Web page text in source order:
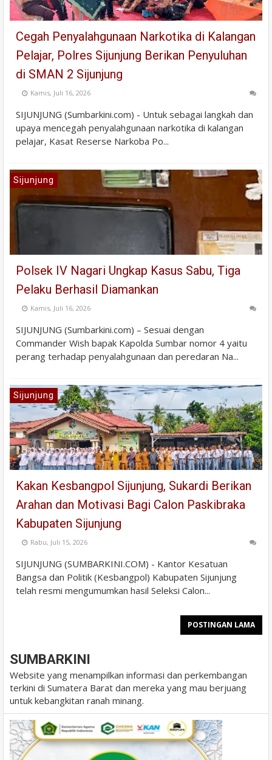
Cegah Penyalahgunaan Narkotika di Kalangan
Pelajar, Polres Sijunjung Berikan Penyuluhan
di SMAN 2 Sijunjung
Kamis, Juli 16, 2026
SIJUNJUNG (Sumbarkini.com) - Untuk sebagai langkah dan
upaya mencegah penyalahgunaan narkotika di kalangan
pelajar, Kasat Reserse Narkoba Po...
Sijunjung
Polsek IV Nagari Ungkap Kasus Sabu, Tiga
Pelaku Berhasil Diamankan
Kamis, Juli 16, 2026
SIJUNJUNG (Sumbarkini.com) – Sesuai dengan
Commander Wish bapak Kapolda Sumbar nomor 4 yaitu
perang terhadap penyalahgunaan dan peredaran Na...
Sijunjung
Kakan Kesbangpol Sijunjung, Sukardi Berikan
Arahan dan Motivasi Bagi Calon Paskibraka
Kabupaten Sijunjung
Rabu, Juli 15, 2026
SIJUNJUNG (SUMBARKINI.COM) - Kantor Kesatuan
Bangsa dan Politik (Kesbangpol) Kabupaten Sijunjung
telah resmi mengumumkan hasil Seleksi Calon...
POSTINGAN LAMA
SUMBARKINI
Website yang menampilkan informasi dan perkembangan
terkini di Sumatera Barat dan mereka yang mau berjuang
untuk kebangkitan ranah minang.